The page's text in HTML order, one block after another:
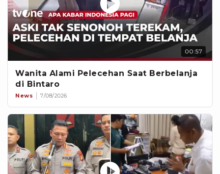
00:57
Wanita Alami Pelecehan Saat Berbelanja
di Bintaro
News 7/08/2026